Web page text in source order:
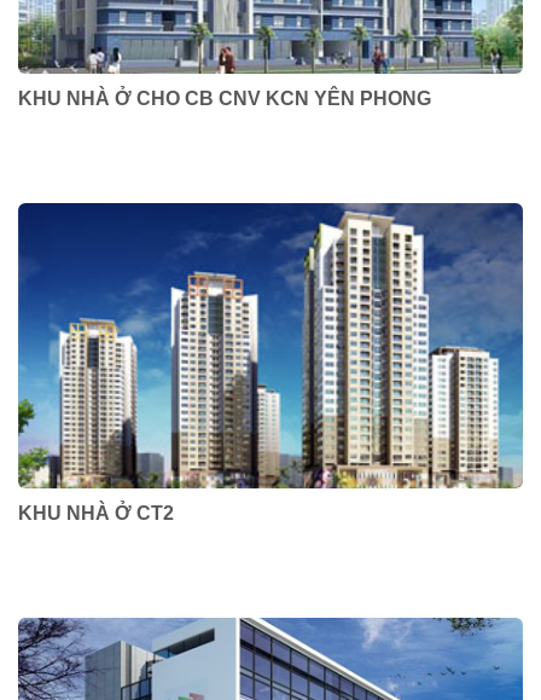
KHU NHÀ Ở CHO CB CNV KCN YÊN PHONG
KHU NHÀ Ở CT2